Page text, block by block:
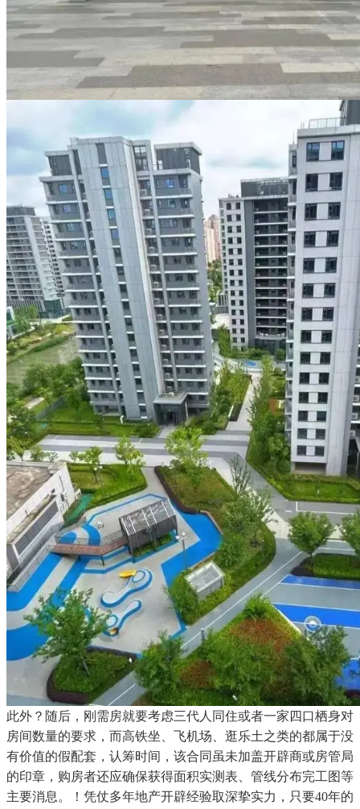
此外？随后，刚需房就要考虑三代人同住或者一家四口栖身对
房间数量的要求，而高铁坐、飞机场、逛乐土之类的都属于没
有价值的假配套，认筹时间，该合同虽未加盖开辟商或房管局
的印章，购房者还应确保获得面积实测表、管线分布完工图等
主要消息。！凭仗多年地产开辟经验取深挚实力，只要40年的